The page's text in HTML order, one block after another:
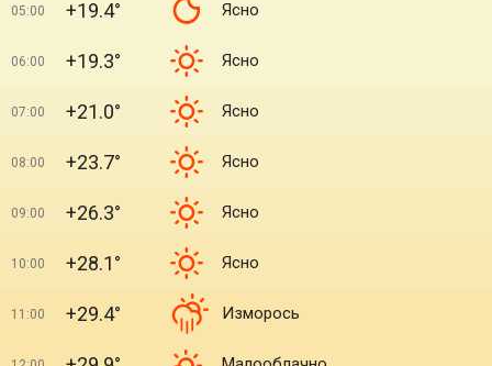
05:00 +19.4° Ясно
06:00 +19.3° Ясно
07:00 +21.0° Ясно
08:00 +23.7° Ясно
09:00 +26.3° Ясно
10:00 +28.1° Ясно
11:00 +29.4° Изморось